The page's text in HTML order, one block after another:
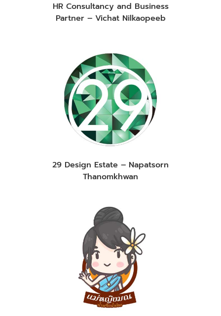
HR Consultancy and Business
Partner – Vichat Nilkaopeeb
29 Design Estate – Napatsorn
Thanomkhwan